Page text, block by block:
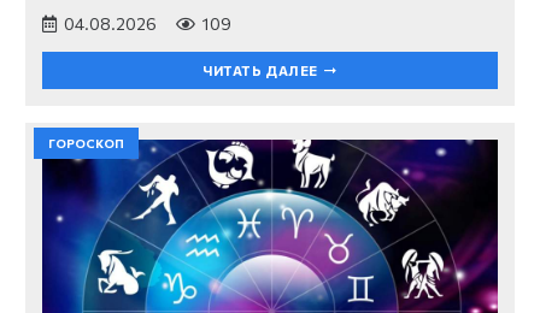
04.08.2026 109
ЧИТАТЬ ДАЛЕЕ
ГОРОСКОП